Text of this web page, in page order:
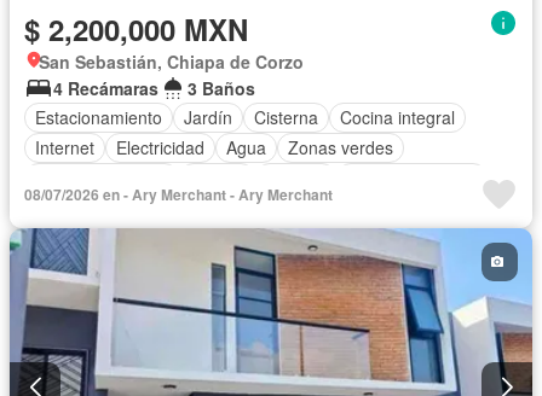
$ 2,200,000 MXN
San Sebastián, Chiapa de Corzo
4 Recámaras
3 Baños
Estacionamiento
Jardín Cisterna
Cocina integral
Internet
Electricidad Agua
Zonas verdes
Televisión por cable
Recámara con closet
Caseta de vigilancia
Permite mascotas
Solo familias
Permite niños
08/07/2026 en - Ary Merchant - Ary Merchant